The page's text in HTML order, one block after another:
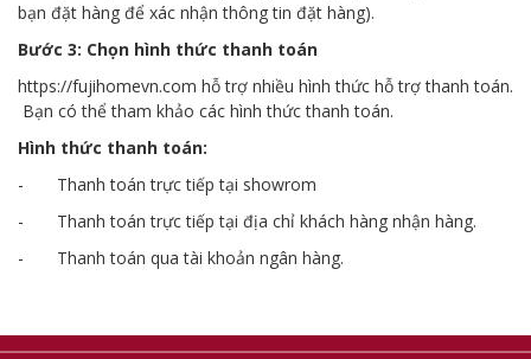
bạn đặt hàng để xác nhận thông tin đặt hàng).
Bước 3: Chọn hình thức thanh toán
https://fujihomevn.com hỗ trợ nhiều hình thức hỗ trợ thanh toán.
Bạn có thể tham khảo các hình thức thanh toán.
Hình thức thanh toán:
- Thanh toán trực tiếp tại showrom
- Thanh toán trực tiếp tại địa chỉ khách hàng nhận hàng.
- Thanh toán qua tài khoản ngân hàng.